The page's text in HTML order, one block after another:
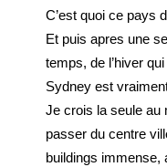
C’est quoi ce pays
Et puis apres une
temps, de l’hiver
Sydney est
Je crois la seule au
passer du centre
buildings immense,